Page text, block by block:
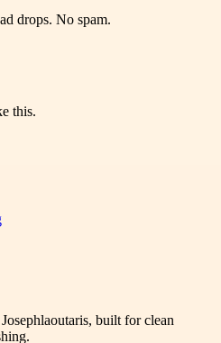
drops. No spam.
this.
built for clean